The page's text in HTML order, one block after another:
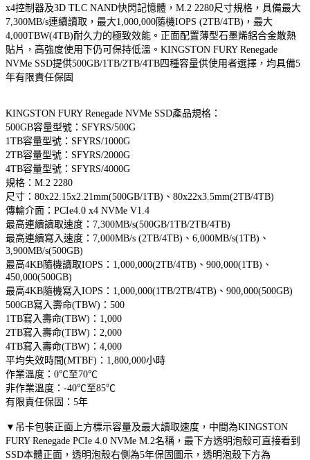
x4控制器及3D TLC NAND快閃記憶體，M.2 2280尺寸規格，具備最大
7,300MB/s連續讀取，最大1,000,000隨機IOPS (2TB/4TB)，最大
4,000TBW(4TB)耐久力的極致效能。正面配置薄型石墨烯鋁合金散熱
貼片，高強度使用下仍可保持低溫。KINGSTON FURY Renegade
NVMe SSD提供500GB/1TB/2TB/4TB四種容量供使用者選擇，均具備5
年有限責任保固
KINGSTON FURY Renegade NVMe SSD產品規格：
500GB容量型號：SFYRS/500G
1TB容量型號：SFYRS/1000G
2TB容量型號：SFYRS/2000G
4TB容量型號：SFYRS/4000G
規格：M.2 2280
尺寸：80x22.15x2.21mm(500GB/1TB)、80x22x3.5mm(2TB/4TB)
傳輸介面：PCIe4.0 x4 NVMe V1.4
最高連續讀取速度：7,300MB/s(500GB/1TB/2TB/4TB)
最高連續寫入速度：7,000MB/s (2TB/4TB)、6,000MB/s(1TB)、
3,900MB/s(500GB)
最高4KB隨機讀取IOPS：1,000,000(2TB/4TB)、900,000(1TB)、
450,000(500GB)
最高4KB隨機寫入IOPS：1,000,000(1TB/2TB/4TB)、900,000(500GB)
500GB寫入壽命(TBW)：500
1TB寫入壽命(TBW)：1,000
2TB寫入壽命(TBW)：2,000
4TB寫入壽命(TBW)：4,000
平均失效時間(MTBF)：1,800,000小時
作業溫度：0℃至70℃
非作業溫度：-40℃至85℃
有限責任保固：5年
▼吊卡包裝正面上方標示容量及最大讀取速度，中間為KINGSTON
FURY Renegade PCIe 4.0 NVMe M.2名稱，最下方透明泡殼可直接看到
SSD本體正面，透明泡殼右側為5年保固圖示，透明泡殼下方為